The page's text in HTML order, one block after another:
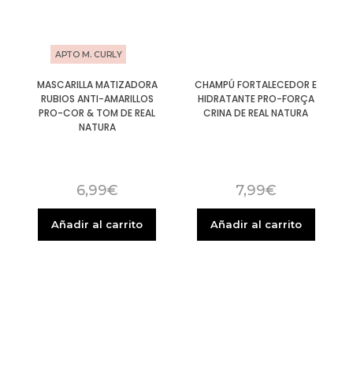
APTO M. CURLY
MASCARILLA MATIZADORA
RUBIOS ANTI-AMARILLOS
PRO-COR & TOM DE REAL
NATURA
6,99€
Añadir al carrito
CHAMPÚ FORTALECEDOR E
HIDRATANTE PRO-FORÇA
CRINA DE REAL NATURA
7,99€
Añadir al carrito